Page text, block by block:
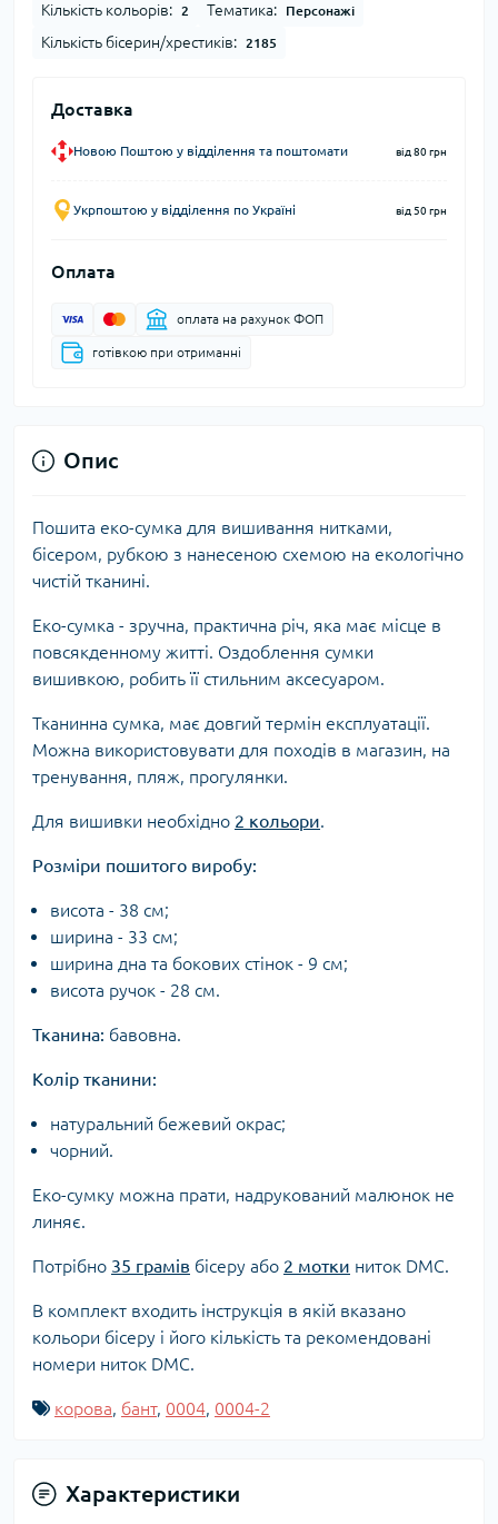
Кількість кольорів: 2 Тематика: Персонажі
Кількість бісерин/хрестиків: 2185
Доставка
Новою Поштою у відділення та поштомати від 80 грн
Укрпоштою у відділення по Україні від 50 грн
Оплата
оплата на рахунок ФОП
готівкою при отриманні
Опис
Пошита еко-сумка для вишивання нитками,
бісером, рубкою з нанесеною схемою на екологічно
чистій тканині.
Еко-сумка - зручна, практична річ, яка має місце в
повсякденному житті. Оздоблення сумки
вишивкою, робить її стильним аксесуаром.
Тканинна сумка, має довгий термін експлуатації.
Можна використовувати для походів в магазин, на
тренування, пляж, прогулянки.
Для вишивки необхідно 2 кольори.
Розміри пошитого виробу:
висота - 38 см;
ширина - 33 см;
ширина дна та бокових стінок - 9 см;
висота ручок - 28 см.
Тканина: бавовна.
Колір тканини:
натуральний бежевий окрас;
чорний.
Еко-сумку можна прати, надрукований малюнок не
линяє.
Потрібно 35 грамів бісеру або 2 мотки ниток DMC.
В комплект входить інструкція в якій вказано
кольори бісеру і його кількість та рекомендовані
номери ниток DMC.
корова, бант, 0004, 0004-2
Характеристики